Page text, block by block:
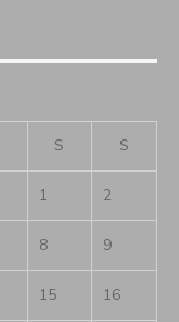
S S
1 2
8 9
15 16